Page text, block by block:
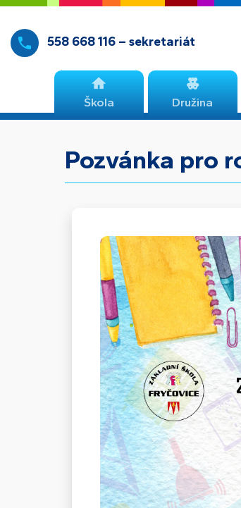
558 668 116 – sekretariát
Škola Družina
Pozvánka pro